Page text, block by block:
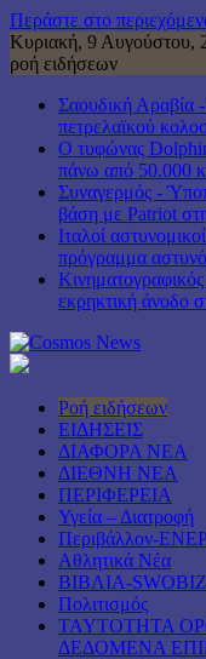
Περάστε στο
Κυριακή, 9 Αυγούστου,
ροή ειδήσεων
Σαουδική Αραβία
πετρελαϊκού
Ο τυφώνας Dolphin
πάνω από 50.000
Συναγερμός -
βάση με Patriot
Ιταλοί
πρόγραμμα
εκρηκτική άνοδο
Ροή ειδήσεων
ΕΙΔΗΣΕΙΣ
ΔΙΑΦΟΡΑ ΝΕΑ
ΔΙΕΘΝΗ ΝΕΑ
ΠΕΡΙΦΕΡΕΙΑ
Υγεία – Διατροφή
Περιβάλλον-
Αθλητικά Νέα
ΒΙΒΛΙΑ-
Πολιτισμός
TAYTOTHTA
ΔΕΔΟΜΕΝΑ